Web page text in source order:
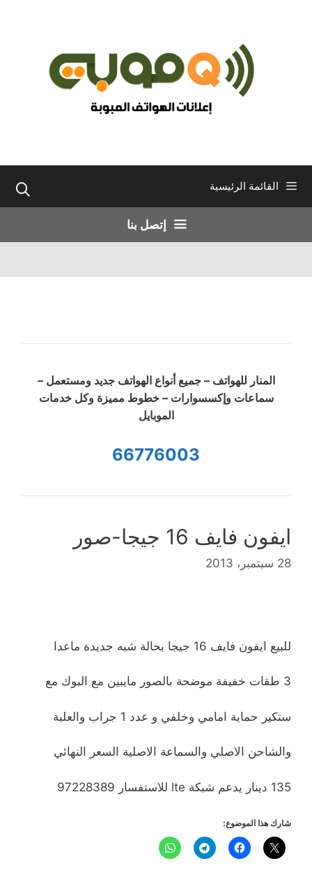
القائمة الرئيسية
إتصل بنا
المنار للهواتف – جميع أنواع الهواتف جديد ومستعمل –
سماعات وإكسسوارات – خطوط مميزة وكل خدمات
الموبايل
66776003
ايفون فايف 16 جيجا-صور
28 سبتمبر، 2013
للبيع ايفون فايف 16 جيجا بحالة شبه جديدة ماعدا
3 طقات خفيفة موضحة بالصور مايبين مع البوك مع
ستكير حماية امامي وخلفي و عدد 1 جراب والعلبة
والشاحن الاصلي والسماعة الاصلية السعر النهائي
135 دينار يدعم شبكة lte للاستفسار 97228389
شارك هذا الموضوع: